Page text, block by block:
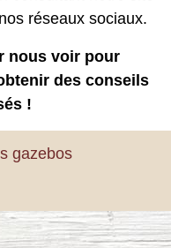
réseaux sociaux.
nous voir pour
des conseils
!
gazebos